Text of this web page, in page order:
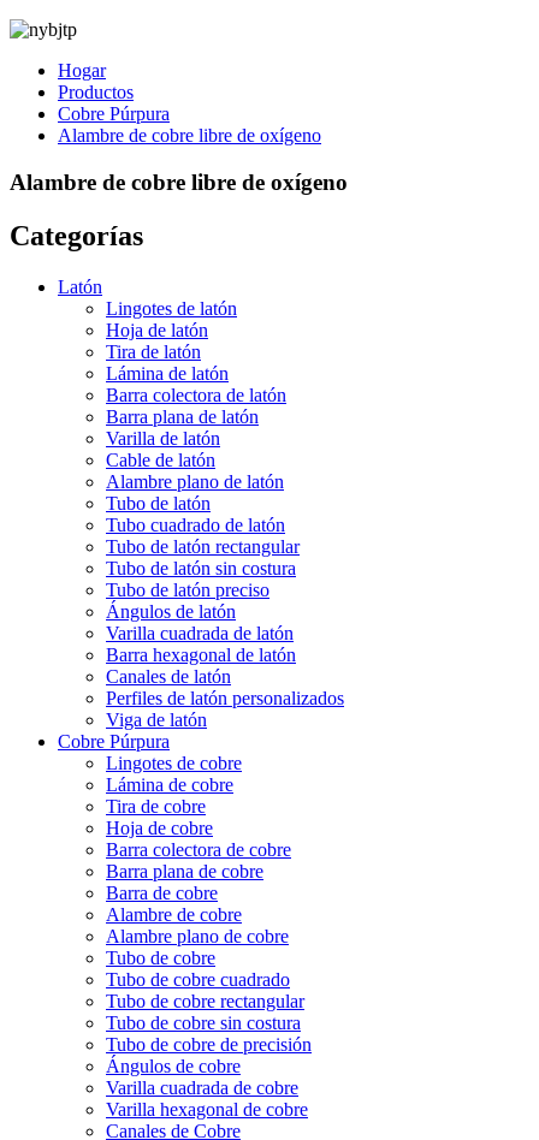
Hogar
Productos
Cobre Púrpura
Alambre de cobre libre de oxígeno
Alambre de cobre libre de oxígeno
Categorías
Latón
Lingotes de latón
Hoja de latón
Tira de latón
Lámina de latón
Barra colectora de latón
Barra plana de latón
Varilla de latón
Cable de latón
Alambre plano de latón
Tubo de latón
Tubo cuadrado de latón
Tubo de latón rectangular
Tubo de latón sin costura
Tubo de latón preciso
Ángulos de latón
Varilla cuadrada de latón
Barra hexagonal de latón
Canales de latón
Perfiles de latón personalizados
Viga de latón
Cobre Púrpura
Lingotes de cobre
Lámina de cobre
Tira de cobre
Hoja de cobre
Barra colectora de cobre
Barra plana de cobre
Barra de cobre
Alambre de cobre
Alambre plano de cobre
Tubo de cobre
Tubo de cobre cuadrado
Tubo de cobre rectangular
Tubo de cobre sin costura
Tubo de cobre de precisión
Ángulos de cobre
Varilla cuadrada de cobre
Varilla hexagonal de cobre
Canales de Cobre